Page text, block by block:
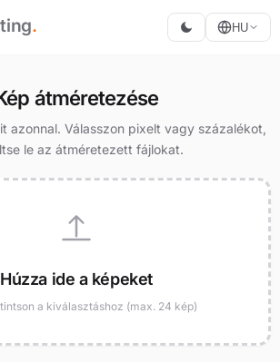
. HU
átméretezése
azonnal. Válasszon pixelt vagy százalékot,
le az átméretezett fájlokat.
Húzza ide a képeket
a kiválasztáshoz (max. 24 kép)